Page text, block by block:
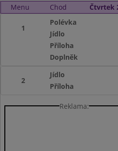
Menu Chod Čtvrtek
1
Polévka
Jídlo
Příloha
Doplněk
2
Jídlo
Příloha
Reklama: